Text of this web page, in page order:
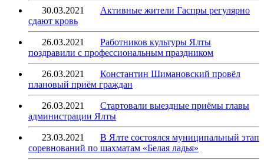
30.03.2021
Активные жители Гаспры регулярно
сдают кровь
26.03.2021
Работников культуры Ялты
поздравили с профессиональным праздником
26.03.2021
Константин Шимановский провёл
плановый приём граждан
26.03.2021
Стартовали выездные приёмы главы
администрации Ялты
23.03.2021
В Ялте состоялся муниципальный этап
соревнований по шахматам «Белая ладья»